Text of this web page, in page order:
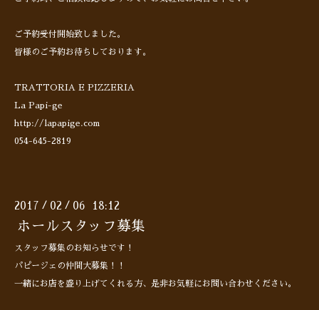
ご予約受付開始致しました。
皆様のご予約お待ちしております。
TRATTORIA E PIZZERIA
La Papi-ge
http://lapapige.com
054-645-2819
2017 / 02 / 06 18:12
ホールスタッフ募集
スタッフ募集のお知らせです！
パピージェの仲間大募集！！
一緒にお店を盛り上げてくれる方、是非お気軽にお問い合わせください。